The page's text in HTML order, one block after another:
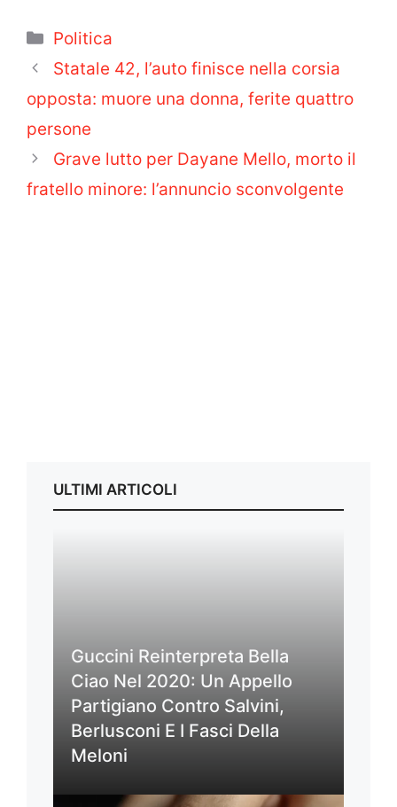
Categorie
Politica
Statale 42, l’auto finisce nella corsia
opposta: muore una donna, ferite quattro
persone
Grave lutto per Dayane Mello, morto il
fratello minore: l’annuncio sconvolgente
ULTIMI ARTICOLI
Guccini Reinterpreta Bella
Ciao Nel 2020: Un Appello
Partigiano Contro Salvini,
Berlusconi E I Fasci Della
Meloni